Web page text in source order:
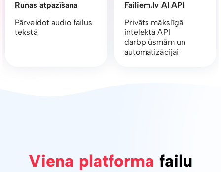
Runas atpazīšana
Pārveidot audio failus
tekstā
Failiem.lv AI API
Privāts mākslīgā
intelekta API
darbplūsmām un
automatizācijai
Viena platforma failu